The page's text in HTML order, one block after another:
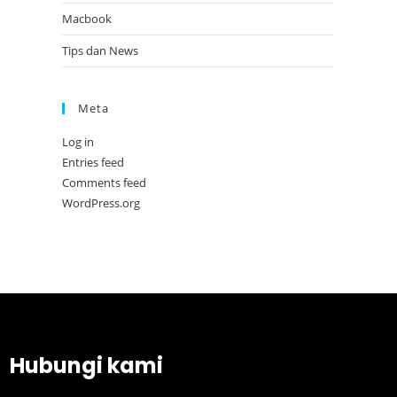
Macbook
Tips dan News
Meta
Log in
Entries feed
Comments feed
WordPress.org
Hubungi kami